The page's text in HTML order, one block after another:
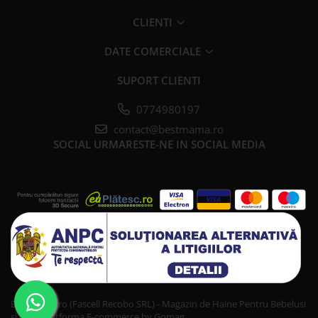
CLIENTI
DATE COMERCIALE
SUPORT CLIENTI
0774980197
contact@bestmama.ro
SOCIAL URMARESTE-NE IN SOCIAL MEDIA
Bestmama.ro (Fascell Recobo SRL) - Magazin de Haine Pentru Bebelusi